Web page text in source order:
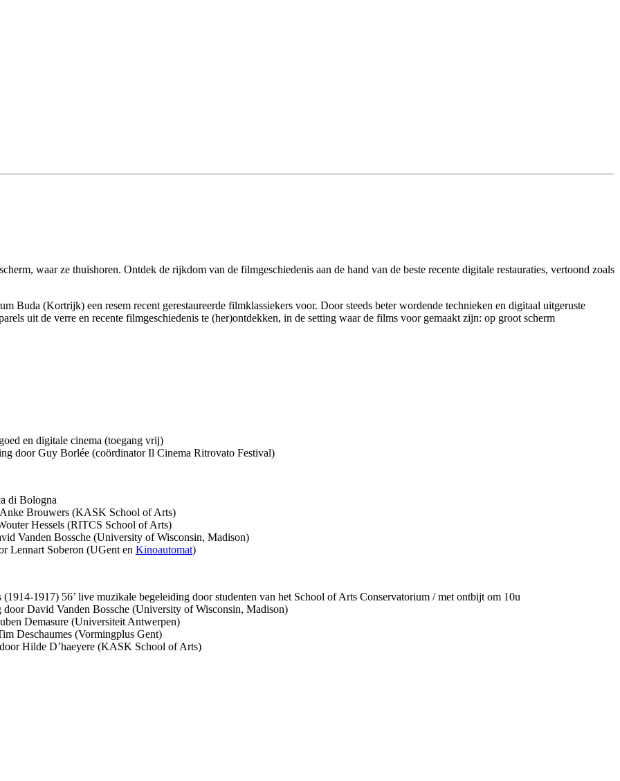
waar ze thuishoren. Ontdek de rijkdom van de filmgeschiedenis aan de hand van de beste recente digitale restauraties, vertoond zoals
Buda (Kortrijk) een resem recent gerestaureerde filmklassiekers voor. Door steeds beter wordende technieken en digitaal uitgeruste
uit de verre en recente filmgeschiedenis te (her)ontdekken, in de setting waar de films voor gemaakt zijn: op groot scherm
en digitale cinema (toegang vrij)
door Guy Borlée (coördinator Il Cinema Ritrovato Festival)
di Bologna
Brouwers (KASK School of Arts)
Hessels (RITCS School of Arts)
Vanden Bossche (University of Wisconsin, Madison)
Lennart Soberon (UGent en Kinoautomat)
1917) 56’ live muzikale begeleiding door studenten van het School of Arts Conservatorium / met ontbijt om 10u
door David Vanden Bossche (University of Wisconsin, Madison)
Demasure (Universiteit Antwerpen)
Deschaumes (Vormingplus Gent)
Hilde D’haeyere (KASK School of Arts)